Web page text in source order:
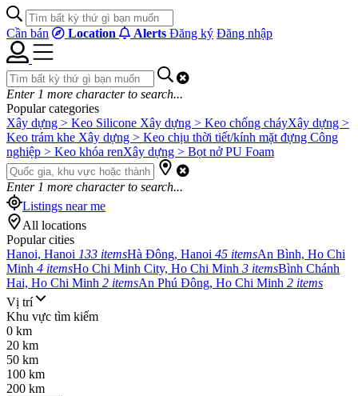
Cần bán Location Alerts Đăng ký Đăng nhập
Enter 1 more character to search...
Popular categories
Xây dựng > Keo Silicone Xây dựng > Keo chống cháyXây dựng >
Keo trám khe Xây dựng > Keo chịu thời tiết/kính mặt đựng Công
nghiệp > Keo khóa renXây dựng > Bọt nở PU Foam
Enter 1 more character to search...
Listings near me
All locations
Popular cities
Hanoi, Hanoi 133 itemsHà Đông, Hanoi 45 itemsAn Bình, Ho Chi
Minh 4 itemsHo Chi Minh City, Ho Chi Minh 3 itemsBình Chánh
Hai, Ho Chi Minh 2 itemsAn Phú Đông, Ho Chi Minh 2 items
Vị trí
Khu vực tìm kiếm
0 km
20 km
50 km
100 km
200 km